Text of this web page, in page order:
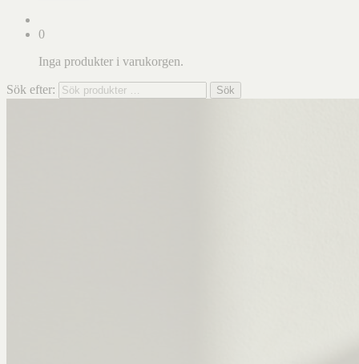
0
Inga produkter i varukorgen.
Sök efter: Sök